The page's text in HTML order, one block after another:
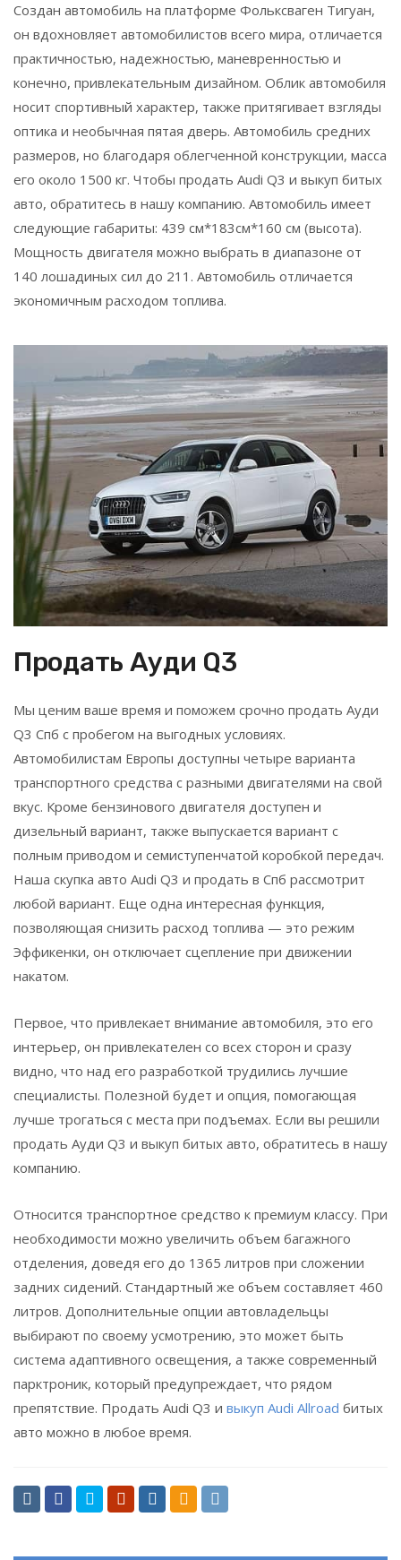
Создан автомобиль на платформе Фольксваген Тигуан,
он вдохновляет автомобилистов всего мира, отличается
практичностью, надежностью, маневренностью и
конечно, привлекательным дизайном. Облик автомобиля
носит спортивный характер, также притягивает взгляды
оптика и необычная пятая дверь. Автомобиль средних
размеров, но благодаря облегченной конструкции, масса
его около 1500 кг. Чтобы продать Audi Q3 и выкуп битых
авто, обратитесь в нашу компанию. Автомобиль имеет
следующие габариты: 439 см*183см*160 см (высота).
Мощность двигателя можно выбрать в диапазоне от
140 лошадиных сил до 211. Автомобиль отличается
экономичным расходом топлива.
Продать Ауди Q3
Мы ценим ваше время и поможем срочно продать Ауди
Q3 Спб с пробегом на выгодных условиях.
Автомобилистам Европы доступны четыре варианта
транспортного средства с разными двигателями на свой
вкус. Кроме бензинового двигателя доступен и
дизельный вариант, также выпускается вариант с
полным приводом и семиступенчатой коробкой передач.
Наша скупка авто Audi Q3 и продать в Спб рассмотрит
любой вариант. Еще одна интересная функция,
позволяющая снизить расход топлива — это режим
Эффикенки, он отключает сцепление при движении
накатом.
Первое, что привлекает внимание автомобиля, это его
интерьер, он привлекателен со всех сторон и сразу
видно, что над его разработкой трудились лучшие
специалисты. Полезной будет и опция, помогающая
лучше трогаться с места при подъемах. Если вы решили
продать Ауди Q3 и выкуп битых авто, обратитесь в нашу
компанию.
Относится транспортное средство к премиум классу. При
необходимости можно увеличить объем багажного
отделения, доведя его до 1365 литров при сложении
задних сидений. Стандартный же объем составляет 460
литров. Дополнительные опции автовладельцы
выбирают по своему усмотрению, это может быть
система адаптивного освещения, а также современный
парктроник, который предупреждает, что рядом
препятствие. Продать Audi Q3 и выкуп Audi Allroad битых
авто можно в любое время.